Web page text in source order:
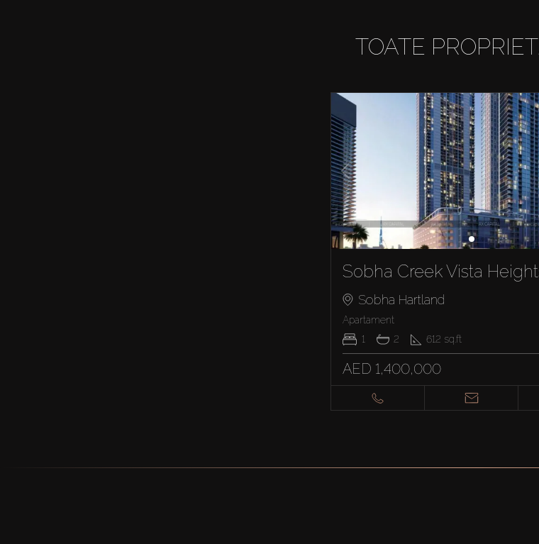
TOATE
Sobha Creek Vista
Sobha Hartland
Apartament
1
2 612 sq.ft
AED 1,400,000